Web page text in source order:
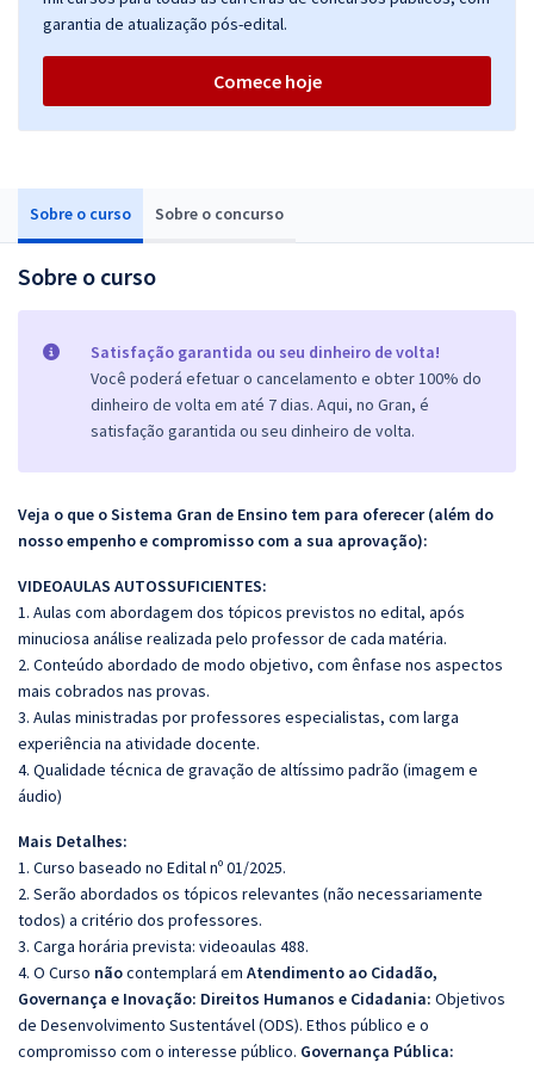
Sobre o curso Sobre o concurso
Sobre o curso
Satisfação garantida ou seu dinheiro de volta!
Você poderá efetuar o cancelamento e obter 100% do
dinheiro de volta em até 7 dias. Aqui, no Gran, é
satisfação garantida ou seu dinheiro de volta.
Veja o que o Sistema Gran de Ensino tem para oferecer (além do
nosso empenho e compromisso com a sua aprovação):
VIDEOAULAS AUTOSSUFICIENTES:
1. Aulas com abordagem dos tópicos previstos no edital, após
minuciosa análise realizada pelo professor de cada matéria.
2. Conteúdo abordado de modo objetivo, com ênfase nos aspectos
mais cobrados nas provas.
3. Aulas ministradas por professores especialistas, com larga
experiência na atividade docente.
4. Qualidade técnica de gravação de altíssimo padrão (imagem e
áudio)
Mais Detalhes:
1. Curso baseado no Edital nº 01/2025.
2. Serão abordados os tópicos relevantes (não necessariamente
todos) a critério dos professores.
3. Carga horária prevista: videoaulas 488.
4. O Curso nãocontemplará em Atendimento ao Cidadão,
Governança e Inovação: Direitos Humanos e Cidadania: Objetivos
de Desenvolvimento Sustentável (ODS). Ethos público e o
compromisso com o interesse público. Governança Pública:
garantia de atualização pós-edital.
Comece hoje